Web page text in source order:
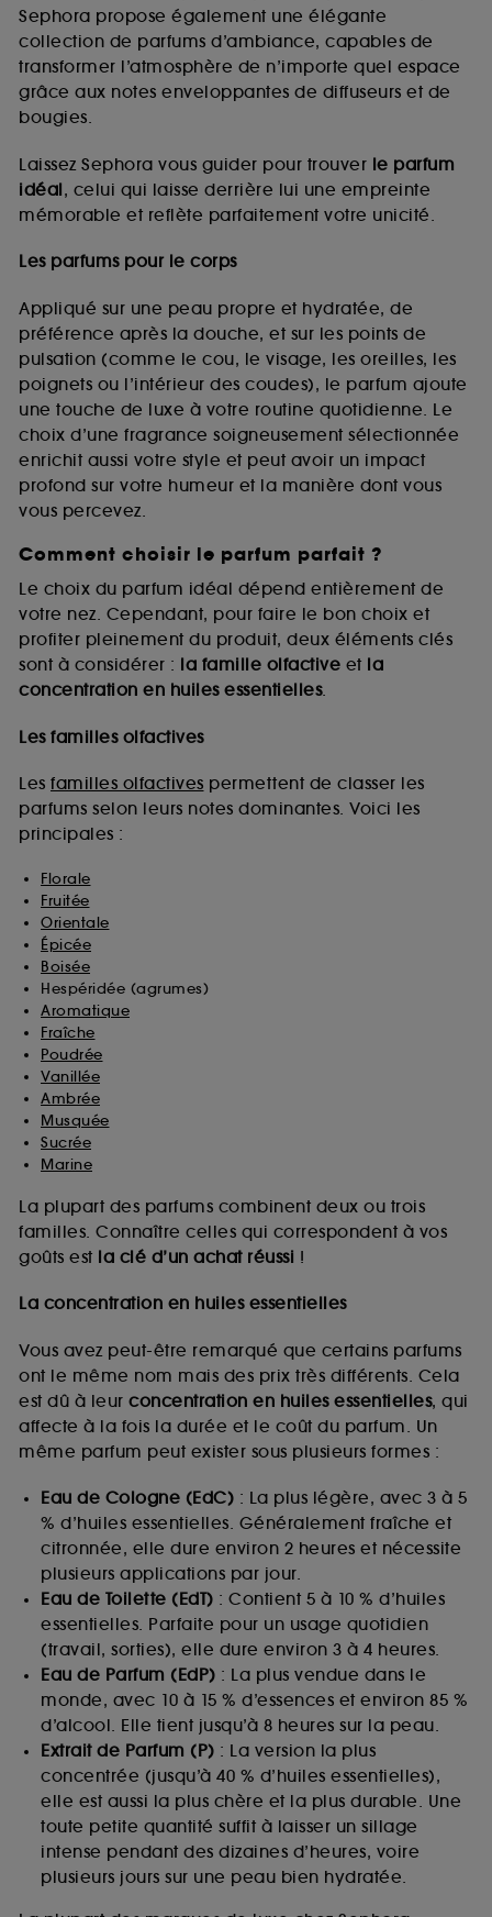
Sephora propose également une élégante
collection de parfums d’ambiance, capables de
transformer l’atmosphère de n’importe quel espace
grâce aux notes enveloppantes de diffuseurs et de
bougies.
Laissez Sephora vous guider pour trouver le parfum
idéal, celui qui laisse derrière lui une empreinte
mémorable et reflète parfaitement votre unicité.
Les parfums pour le corps
Appliqué sur une peau propre et hydratée, de
préférence après la douche, et sur les points de
pulsation (comme le cou, le visage, les oreilles, les
poignets ou l’intérieur des coudes), le parfum ajoute
une touche de luxe à votre routine quotidienne. Le
choix d’une fragrance soigneusement sélectionnée
enrichit aussi votre style et peut avoir un impact
profond sur votre humeur et la manière dont vous
vous percevez.
Comment choisir le parfum parfait ?
Le choix du parfum idéal dépend entièrement de
votre nez. Cependant, pour faire le bon choix et
profiter pleinement du produit, deux éléments clés
sont à considérer : la famille olfactive et la
concentration en huiles essentielles.
Les familles olfactives
Les familles olfactives permettent de classer les
parfums selon leurs notes dominantes. Voici les
principales :
Florale
Fruitée
Orientale
Épicée
Boisée
Hespéridée (agrumes)
Aromatique
Fraîche
Poudrée
Vanillée
Ambrée
Musquée
Sucrée
Marine
La plupart des parfums combinent deux ou trois
familles. Connaître celles qui correspondent à vos
goûts est la clé d’un achat réussi !
La concentration en huiles essentielles
Vous avez peut-être remarqué que certains parfums
ont le même nom mais des prix très différents. Cela
est dû à leur concentration en huiles essentielles, qui
affecte à la fois la durée et le coût du parfum. Un
même parfum peut exister sous plusieurs formes :
Eau de Cologne (EdC) : La plus légère, avec 3 à 5
% d’huiles essentielles. Généralement fraîche et
citronnée, elle dure environ 2 heures et nécessite
plusieurs applications par jour.
Eau de Toilette (EdT) : Contient 5 à 10 % d’huiles
essentielles. Parfaite pour un usage quotidien
(travail, sorties), elle dure environ 3 à 4 heures.
Eau de Parfum (EdP) : La plus vendue dans le
monde, avec 10 à 15 % d’essences et environ 85 %
d’alcool. Elle tient jusqu’à 8 heures sur la peau.
Extrait de Parfum (P) : La version la plus
concentrée (jusqu’à 40 % d’huiles essentielles),
elle est aussi la plus chère et la plus durable. Une
toute petite quantité suffit à laisser un sillage
intense pendant des dizaines d’heures, voire
plusieurs jours sur une peau bien hydratée.
de vous plaire via des publicités, y compris sur des
sites tiers et sur les réseaux sociaux, sur la base
des pages que vous avez consultées, de votre
navigation, et de l'historique de vos interactions.
d’en améliorer la performance.
Cookies de sécurisation des paiements en ligne :
fraudes aux moyens de paiement et les
usurpations d’identité.
Cookies fonctionnels :il s’agit de cookies
permettant l’affichage et/ou la fourniture de
certaines fonctionnalités du site, tel que les
cookies d’authentification qui sont utilisés afin de
vous faire bénéficier de l’authentification
prolongée vous permettant d’accéder à votre
compte lors de votre prochaine visite sur le site
sans saisir à nouveau votre identifiant et mot de
passe.
A l'exception des cookies techniques, le dépôt et la
lecture de ces traceurs requiert votre accord. Vous
pouvez personnaliser vos choix concernant le dépôt
de ces cookies grâce au bouton "personnaliser mes
choix" ci-dessous ou décider de "tout accepter".
Sephora pourra associer les informations de
navigation collectées par ces Cookies, pour les
collectées ou générées lors de votre activité en ligne
sur "continuer sans accepter". Voous pouvez à tout
moment choisir de retirer votrte consentement. Si vous
souhaitez obtenir plus d'information sur les cookies
utilisés, cliquez